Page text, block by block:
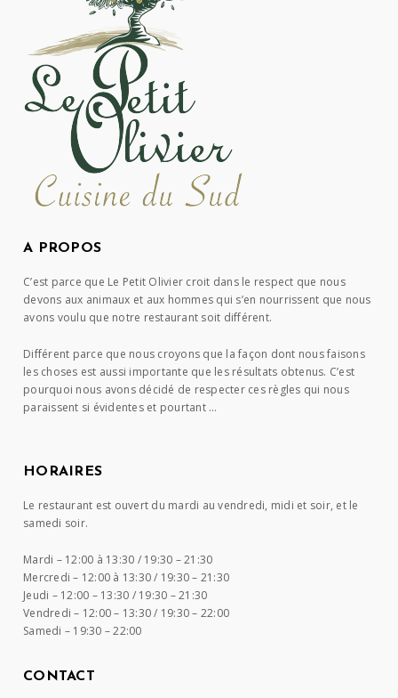
A PROPOS
C’est parce que Le Petit Olivier croit dans le respect que nous
devons aux animaux et aux hommes qui s’en nourrissent que nous
avons voulu que notre restaurant soit différent.
Différent parce que nous croyons que la façon dont nous faisons
les choses est aussi importante que les résultats obtenus. C’est
pourquoi nous avons décidé de respecter ces règles qui nous
paraissent si évidentes et pourtant …
HORAIRES
Le restaurant est ouvert du mardi au vendredi, midi et soir, et le
samedi soir.
Mardi – 12:00 à 13:30 / 19:30 – 21:30
Mercredi – 12:00 à 13:30 / 19:30 – 21:30
Jeudi – 12:00 – 13:30 / 19:30 – 21:30
Vendredi – 12:00 – 13:30 / 19:30 – 22:00
Samedi – 19:30 – 22:00
CONTACT